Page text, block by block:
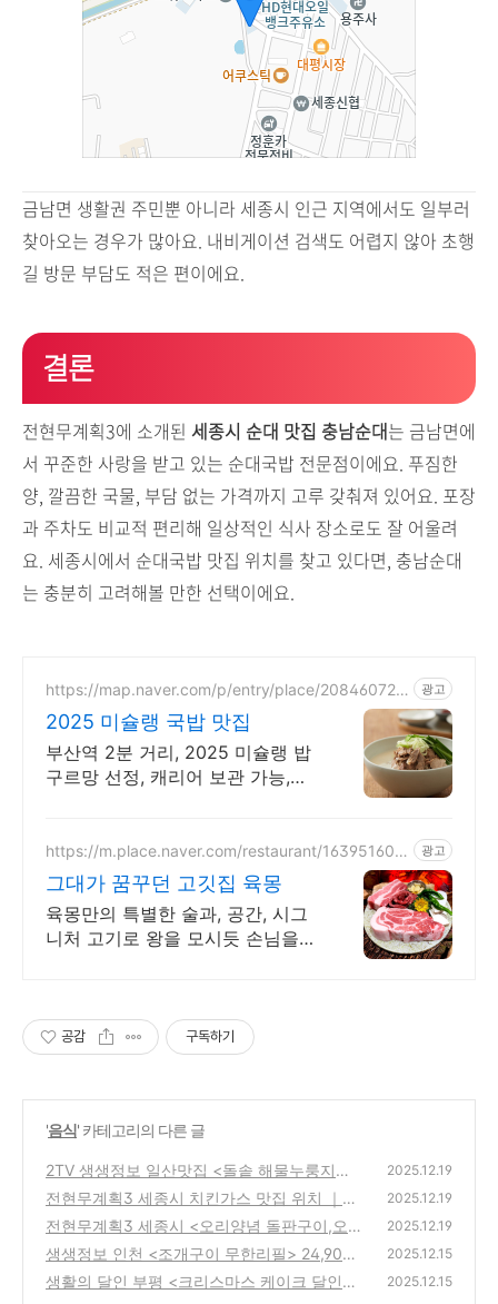
금남면 생활권 주민뿐 아니라 세종시 인근 지역에서도 일부러
찾아오는 경우가 많아요. 내비게이션 검색도 어렵지 않아 초행
길 방문 부담도 적은 편이에요.
결론
전현무계획3에 소개된 세종시 순대 맛집 충남순대는 금남면에
서 꾸준한 사랑을 받고 있는 순대국밥 전문점이에요. 푸짐한
양, 깔끔한 국물, 부담 없는 가격까지 고루 갖춰져 있어요. 포장
과 주차도 비교적 편리해 일상적인 식사 장소로도 잘 어울려
요. 세종시에서 순대국밥 맛집 위치를 찾고 있다면, 충남순대
는 충분히 고려해볼 만한 선택이에요.
https://map.naver.com/p/entry/place/208460724
광고
2025 미슐랭 국밥 맛집
부산역 2분 거리, 2025 미슐랭 밥
구르망 선정, 캐리어 보관 가능,부
https://m.place.naver.com/restaurant/163951608
광고
그대가 꿈꾸던 고깃집 육몽
육몽만의 특별한 술과, 공간, 시그
니처 고기로 왕을 모시듯 손님을
공감 구독하기
'음식' 카테고리의 다른 글
2TV 생생정보 일산맛집 <돌솥 해물누룽지탕>
위치정보
(1)
2025.12.19
전현무계획3 세종시 치킨가스 맛집 위치 ｜연
와종 치킨가스
(0)
2025.12.19
전현무계획3 세종시 <오리양념 돌판구이,오리
훈제> 위치
(1)
2025.12.19
생생정보 인천 <조개구이 무한리필> 24,900
원 위치정보
(1)
2025.12.15
생활의 달인 부평 <크리스마스 케이크 달인>
2025.12.15